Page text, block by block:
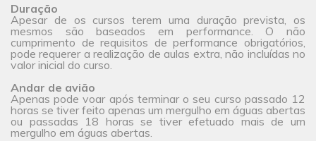
Duração
Apesar de os cursos terem uma duração prevista, os
mesmos são baseados em performance. O não
cumprimento de requisitos de performance obrigatórios,
pode requerer a realização de aulas extra, não incluídas no
valor inicial do curso.
Andar de avião
Apenas pode voar após terminar o seu curso passado 12
horas se tiver feito apenas um mergulho em águas abertas
ou passadas 18 horas se tiver efetuado mais de um
mergulho em águas abertas.